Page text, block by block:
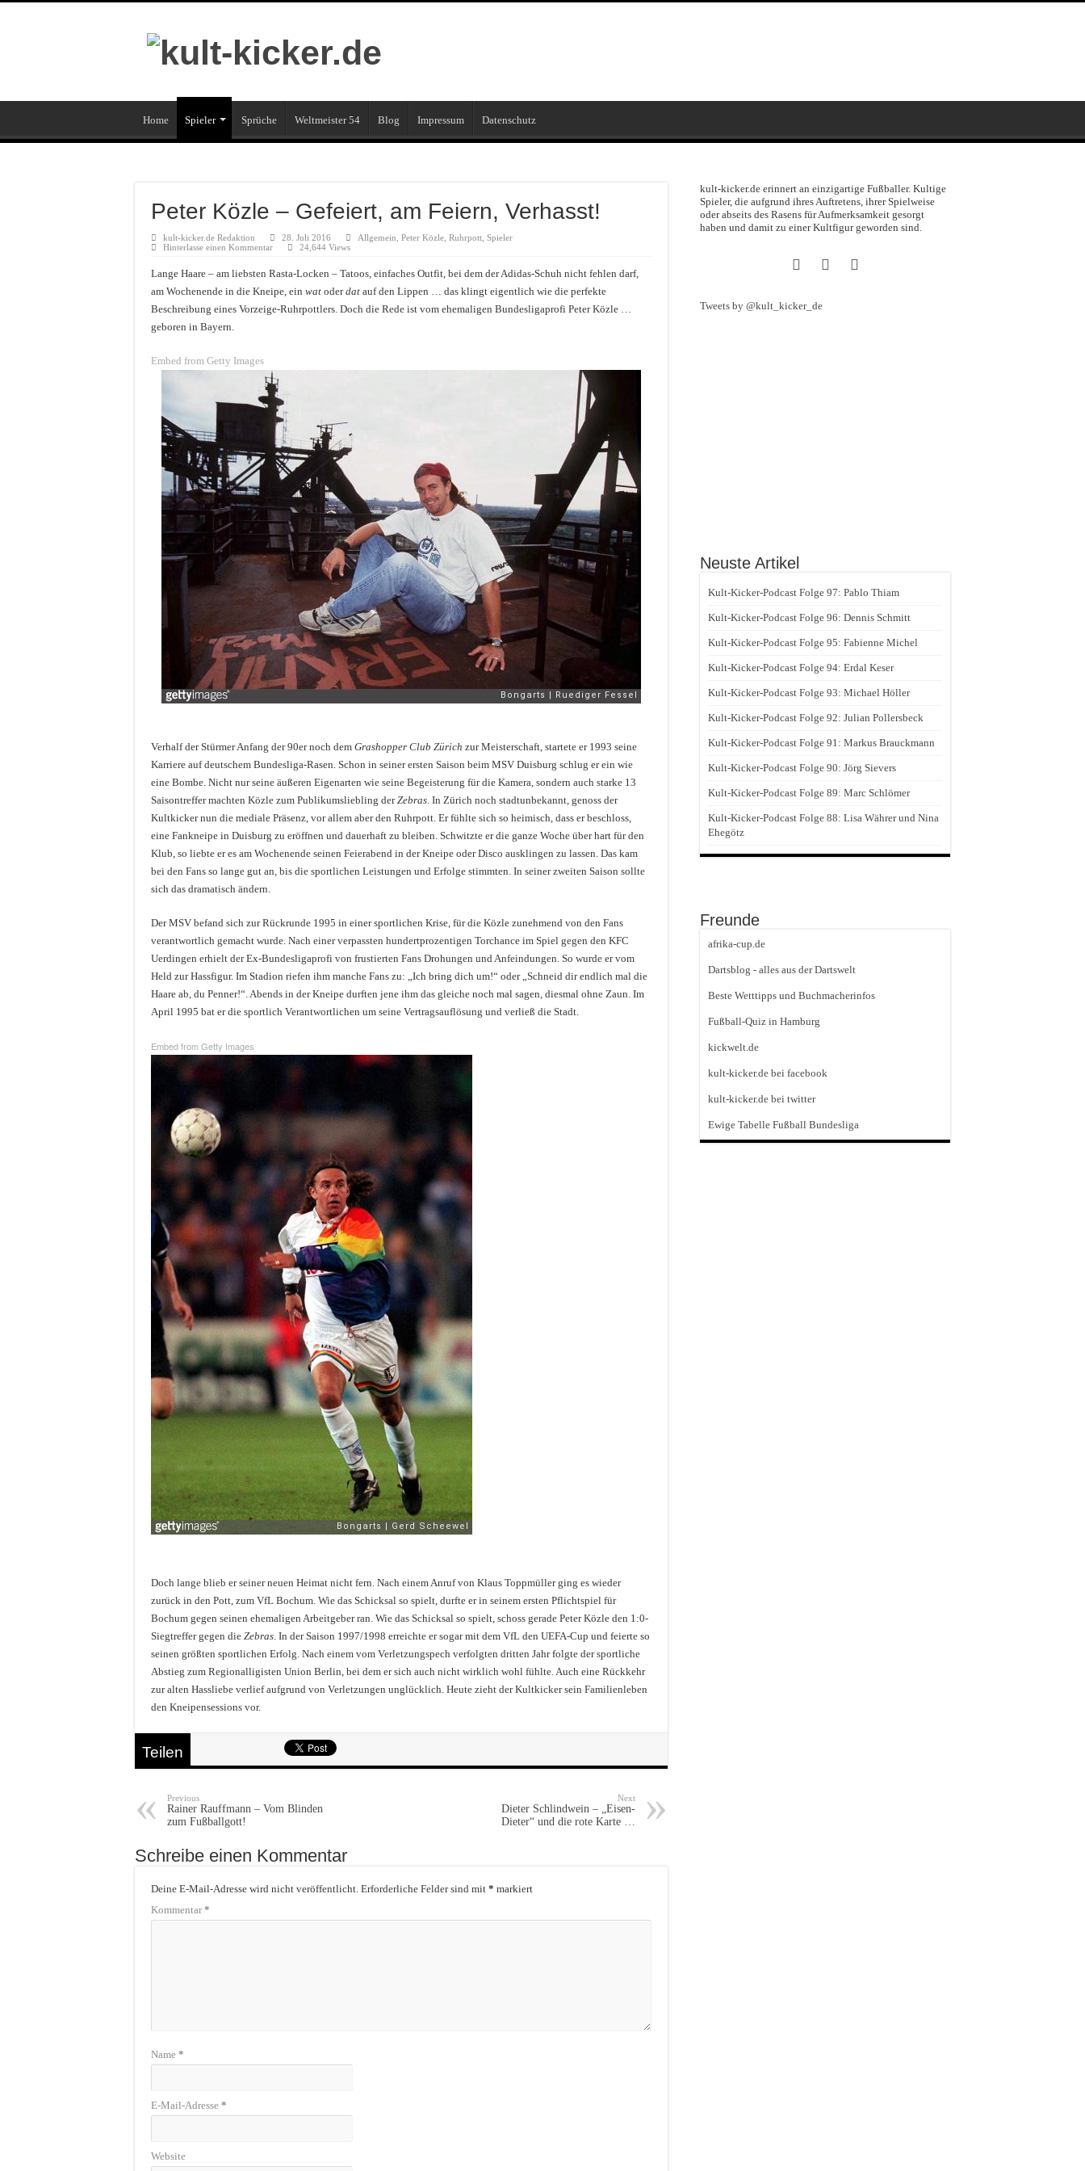
Home Spieler Sprüche Weltmeister 54 Blog Impressum Datenschutz
Peter Közle – Gefeiert, am Feiern, Verhasst!
kult-kicker.de Redaktion 28. Juli 2016 Allgemein Peter Közle Ruhrpott Spieler
Hinterlasse einen Kommentar
24,644 Views
Lange Haare – am liebsten Rasta-Locken – Tatoos, einfaches Outfit, bei dem der Adidas-Schuh nicht fehlen darf,
am Wochenende in die Kneipe, ein wat oderdat auf den Lippen … das klingt eigentlich wie die perfekte
Beschreibung eines Vorzeige-Ruhrpottlers. Doch die Rede ist vom ehemaligen Bundesligaprofi Peter Közle …
geboren in Bayern.
Embed from Getty Images
Verhalf der Stürmer Anfang der 90er noch dem Grashopper Club Zürich zur Meisterschaft, startete er 1993 seine
Karriere auf deutschem Bundesliga-Rasen. Schon in seiner ersten Saison beim MSV Duisburg schlug er ein wie
eine Bombe. Nicht nur seine äußeren Eigenarten wie seine Begeisterung für die Kamera, sondern auch starke 13
Saisontreffer machten Közle zum Publikumsliebling derZebras . In Zürich noch stadtunbekannt, genoss der
Kultkicker nun die mediale Präsenz, vor allem aber den Ruhrpott. Er fühlte sich so heimisch, dass er beschloss,
eine Fankneipe in Duisburg zu eröffnen und dauerhaft zu bleiben. Schwitzte er die ganze Woche über hart für den
Klub, so liebte er es am Wochenende seinen Feierabend in der Kneipe oder Disco ausklingen zu lassen. Das kam
bei den Fans so lange gut an, bis die sportlichen Leistungen und Erfolge stimmten. In seiner zweiten Saison sollte
sich das dramatisch ändern.
Der MSV befand sich zur Rückrunde 1995 in einer sportlichen Krise, für die Közle zunehmend von den Fans
verantwortlich gemacht wurde. Nach einer verpassten hundertprozentigen Torchance im Spiel gegen den KFC
Uerdingen erhielt der Ex-Bundesligaprofi von frustierten Fans Drohungen und Anfeindungen. So wurde er vom
Held zur Hassfigur. Im Stadion riefen ihm manche Fans zu: „Ich bring dich um!“ oder „Schneid dir endlich mal die
Haare ab, du Penner!“. Abends in der Kneipe durften jene ihm das gleiche noch mal sagen, diesmal ohne Zaun. Im
April 1995 bat er die sportlich Verantwortlichen um seine Vertragsauflösung und verließ die Stadt.
Embed from Getty Images
Doch lange blieb er seiner neuen Heimat nicht fern. Nach einem Anruf von Klaus Toppmüller ging es wieder
zurück in den Pott, zum VfL Bochum. Wie das Schicksal so spielt, durfte er in seinem ersten Pflichtspiel für
Bochum gegen seinen ehemaligen Arbeitgeber ran. Wie das Schicksal so spielt, schoss gerade Peter Közle den 1:0-
Siegtreffer gegen die Zebras . In der Saison 1997/1998 erreichte er sogar mit dem VfL den UEFA-Cup und feierte so
seinen größten sportlichen Erfolg. Nach einem vom Verletzungspech verfolgten dritten Jahr folgte der sportliche
Abstieg zum Regionalligisten Union Berlin, bei dem er sich auch nicht wirklich wohl fühlte. Auch eine Rückkehr
zur alten Hassliebe verlief aufgrund von Verletzungen unglücklich. Heute zieht der Kultkicker sein Familienleben
den Kneipensessions vor.
Teilen
Previous
Rainer Rauffmann – Vom Blinden
zum Fußballgott!
Next
Dieter Schlindwein – „Eisen-
Dieter“ und die rote Karte …
Schreibe einen Kommentar
Deine E-Mail-Adresse wird nicht veröffentlicht. Erforderliche Felder sind mit * markiert
Kommentar*
Name *
E-Mail-Adresse *
Website
kult-kicker.de erinnert an einzigartige Fußballer. Kultige
Spieler, die aufgrund ihres Auftretens, ihrer Spielweise
oder abseits des Rasens für Aufmerksamkeit gesorgt
haben und damit zu einer Kultfigur geworden sind.
Tweets by @kult_kicker_de
Neuste Artikel
Kult-Kicker-Podcast Folge 97: Pablo Thiam
Kult-Kicker-Podcast Folge 96: Dennis Schmitt
Kult-Kicker-Podcast Folge 95: Fabienne Michel
Kult-Kicker-Podcast Folge 94: Erdal Keser
Kult-Kicker-Podcast Folge 93: Michael Höller
Kult-Kicker-Podcast Folge 92: Julian Pollersbeck
Kult-Kicker-Podcast Folge 91: Markus Brauckmann
Kult-Kicker-Podcast Folge 90: Jörg Sievers
Kult-Kicker-Podcast Folge 89: Marc Schlömer
Kult-Kicker-Podcast Folge 88: Lisa Währer und Nina
Ehegötz
Freunde
afrika-cup.de
Dartsblog - alles aus der Dartswelt
Beste Wetttipps und Buchmacherinfos
Fußball-Quiz in Hamburg
kickwelt.de
kult-kicker.de bei facebook
kult-kicker.de bei twitter
Ewige Tabelle Fußball Bundesliga